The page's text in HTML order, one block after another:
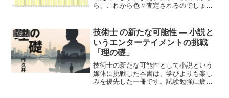
ら、これから色々査定されるのでしょう
術士の試験対策に直結するその予算要求
の内容はいかに！？
コラム
技術士 の新たな可能性 ― 小説と
いうエンターテイメントの挑戦
「理の礎」
技術士の新たな可能性として小説という
媒体に挑戦した本書は、学びよりも楽し
みを優先した一冊です。試験勉強に疲れ